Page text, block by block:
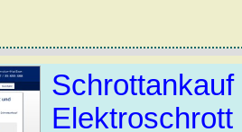
Schrottankauf
Elektroschrott